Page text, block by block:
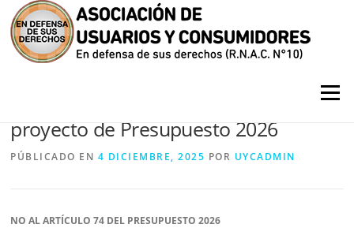
Saltar contenido
Menú
La CUENRE se opone al artículo 74 del
proyecto de Presupuesto 2026
PÚBLICADO EN 4 DICIEMBRE, 2025 POR UYCADMIN
NO AL ARTÍCULO 74 DEL PRESUPUESTO 2026